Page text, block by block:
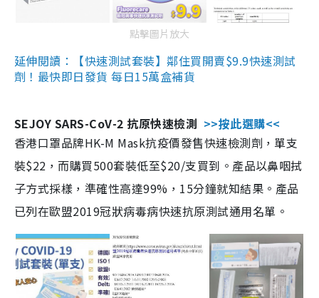
點擊圖片放大
延伸閱讀：【快速測試套裝】鄰住買開賣$9.9快速測試
劑！最快即日發貨 每日15萬盒補貨
SEJOY SARS-CoV-2 抗原快速檢測 >>按此選購<<
香港口罩品牌HK-M Mask抗疫價發售快速檢測劑，單支
裝$22，而購買500套裝低至$20/支買到。產品以鼻咽拭
子方式採樣，準確性高達99%，15分鐘就知結果。產品
已列在歐盟2019冠狀病毒病快速抗原測試通用名單。